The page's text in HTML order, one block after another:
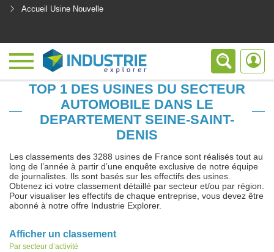
Accueil Usine Nouvelle
TOP 1 DES USINES DU SECTEUR
AUTOMOBILE DANS LE
DEPARTEMENT SEINE-SAINT-
DENIS
Les classements des 3288 usines de France sont réalisés tout au
long de l’année à partir d’une enquête exclusive de notre équipe
de journalistes. Ils sont basés sur les effectifs des usines.
Obtenez ici votre classement détaillé par secteur et/ou par région.
Pour visualiser les effectifs de chaque entreprise, vous devez être
abonné à notre offre Industrie Explorer.
Afficher un classement
Par secteur d’activité